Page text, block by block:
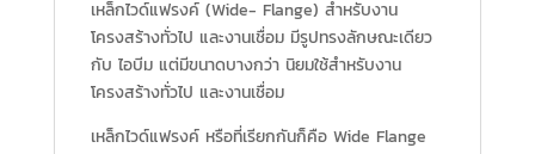
เหล็กไวด์แฟรงค์ (Wide- Flange) สำหรับงาน
โครงสร้างทั่วไป และงานเชื่อม มีรูปทรงลักษณะเดียว
กับ ไอบีม แต่มีขนาดบางกว่า นิยมใช้สำหรับงาน
โครงสร้างทั่วไป และงานเชื่อม
เหล็กไวด์แฟรงค์ หรือที่เรียกกันก็คือ Wide Flange